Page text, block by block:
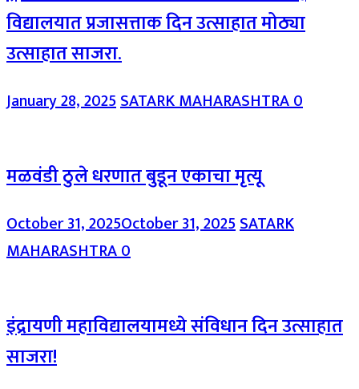
विद्यालयात प्रजासत्ताक दिन उत्साहात मोठ्या
उत्साहात साजरा.
January 28, 2025SATARK MAHARASHTRA0
मळवंडी ठुले धरणात बुडून एकाचा मृत्यू
October 31, 2025October 31, 2025SATARK
MAHARASHTRA0
इंद्रायणी महाविद्यालयामध्ये संविधान दिन उत्साहात
साजरा!